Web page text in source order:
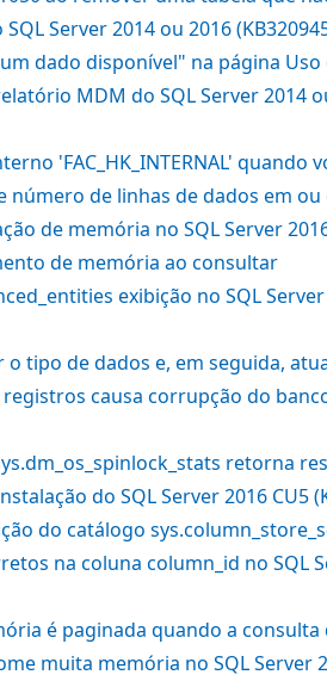
Server 2014 ou 2016
dado disponível" na página
MDM do SQL Server 2014
'FAC_HK_INTERNAL' quando
número de linhas de dados em ou
de memória no SQL Server
de memória ao consultar
exibição no SQL
o tipo de dados e, em seguida,
causa corrupção do
retorna
do SQL Server 2016 CU5
do catálogo
na coluna column_id no SQL
é paginada quando a
muita memória no SQL Server